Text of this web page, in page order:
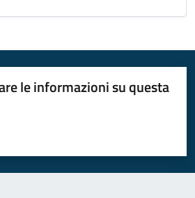
le informazioni su questa
5 stelle su 5
su 5
su 5
5